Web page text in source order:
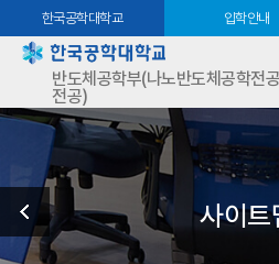
한국공학대학교 입학안내
반도체공학부(나노반도체공학전
전공)
사이트